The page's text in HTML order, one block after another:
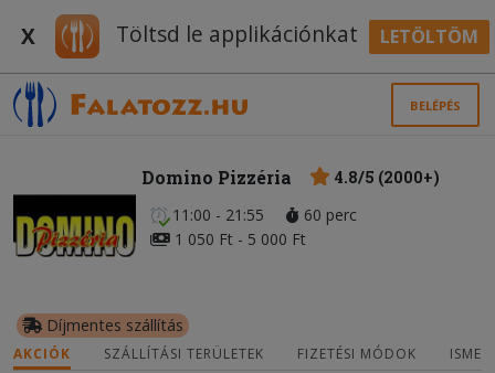
X Töltsd le applikációnkat LETÖLTÖM
BELÉPÉS
Domino Pizzéria
4.8/5 (2000+)
11:00 - 21:55
60 perc
1 050 Ft - 5 000 Ft
Díjmentes szállítás
AKCIÓK SZÁLLÍTÁSI TERÜLETEK FIZETÉSI MÓDOK